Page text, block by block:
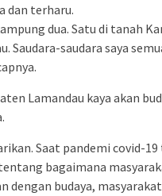
dan terharu.
dua. Satu di tanah
Saudara-saudara saya
Lamandau kaya akan
Saat pandemi covid-
bagaimana
dengan budaya,